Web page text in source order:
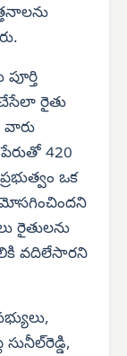
రైతు
వారు
420
ఒక
మోసగించిందని
రైతులను
వదిలేసారని